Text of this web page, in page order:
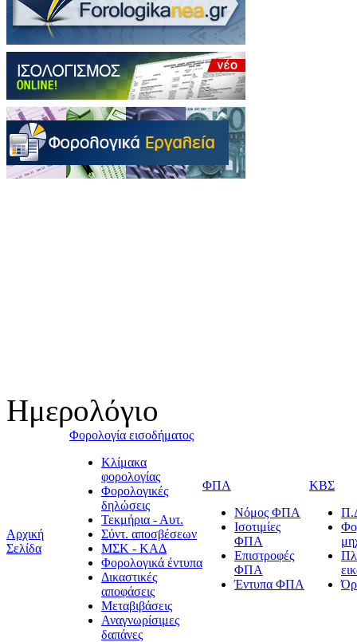
Ημερολόγιο
Αρχική
Σελίδα
Φορολογία εισοδήματος
Κλίμακα
φορολογίας
Φορολογικές
δηλώσεις
Τεκμήρια - Αυτ.
Σύντ. αποσβέσεων
ΜΣΚ - ΚΑΔ
Φορολογικά έντυπα
Δικαστικές
αποφάσεις
Μεταβιβάσεις
Αναγνωρίσιμες
δαπάνες
ΦΠΑ
Νόμος ΦΠΑ
Ισοτιμίες
ΦΠΑ
Επιστροφές
ΦΠΑ
Έντυπα ΦΠΑ
ΚΒΣ